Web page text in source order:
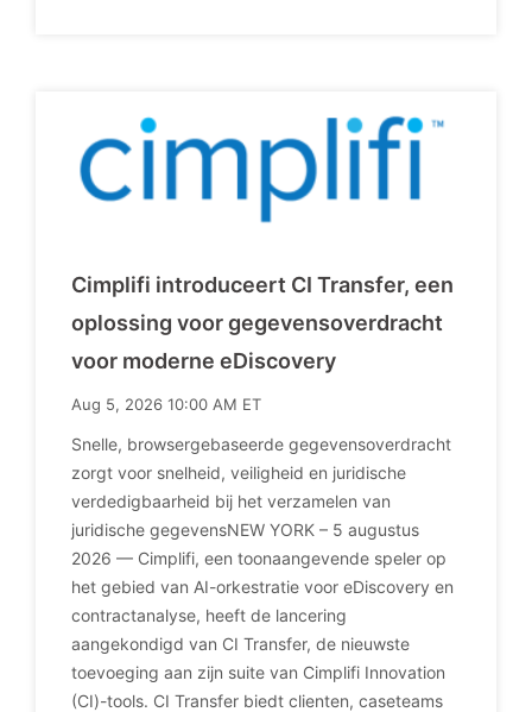
Cimplifi introduceert CI Transfer, een
oplossing voor gegevensoverdracht
voor moderne eDiscovery
Aug 5, 2026 10:00 AM ET
Snelle, browsergebaseerde gegevensoverdracht
zorgt voor snelheid, veiligheid en juridische
verdedigbaarheid bij het verzamelen van
juridische gegevensNEW YORK – 5 augustus
2026 — Cimplifi, een toonaangevende speler op
het gebied van AI-orkestratie voor eDiscovery en
contractanalyse, heeft de lancering
aangekondigd van CI Transfer, de nieuwste
toevoeging aan zijn suite van Cimplifi Innovation
(CI)-tools. CI Transfer biedt clienten, caseteams